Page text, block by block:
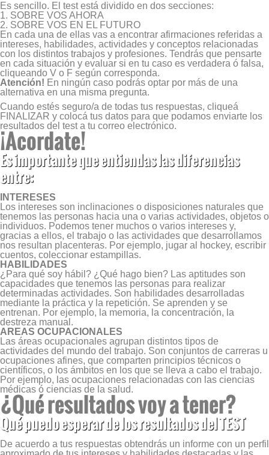
Es sencillo. El test está dividido en dos secciones:
1. SOBRE VOS AHORA
2. SOBRE VOS EN EL FUTURO
En cada una de ellas vas a encontrar afirmaciones referidas a
intereses, habilidades, actividades y conceptos relacionadas
con los distintos trabajos y profesiones. Tendrás que pensarte
en cada situación y evaluar si en tu caso es verdadera ó falsa,
cliqueando V o F según corresponda.
Atención! En ningún caso podrás optar por más de una
alternativa en una misma pregunta.
Cuando estés seguro/a de todas tus respuestas, cliqueá
FINALIZAR y colocá tus datos para que podamos enviarte los
resultados del test a tu correo electrónico.
¡Acordate!
Es importante que entiendas las diferencias
entre:
INTERESES
Los intereses son inclinaciones o disposiciones naturales que
tenemos las personas hacia una o varias actividades, objetos o
individuos. Podemos tener muchos o varios intereses y,
gracias a ellos, el trabajo o las actividades que desarrollamos
nos resultan placenteras. Por ejemplo, jugar al hockey, escribir
cuentos, coleccionar estampillas.
HABILIDADES
¿Para qué soy hábil? ¿Qué hago bien? Las aptitudes son
capacidades que tenemos las personas para realizar
determinadas actividades. Son habilidades desarrolladas
mediante la práctica y la repetición. Se aprenden y se
entrenan. Por ejemplo, la memoria, la concentración, la
destreza manual.
AREAS OCUPACIONALES
Las áreas ocupacionales agrupan distintos tipos de
actividades del mundo del trabajo. Son conjuntos de carreras u
ocupaciones afines, que comparten principios técnicos o
científicos, o los ámbitos en los que se lleva a cabo el trabajo.
Por ejemplo, las ocupaciones relacionadas con las ciencias
médicas ó ciencias de la salud.
¿Qué resultados voy a tener?
Qué puedo esperar de los resultados del TEST
De acuerdo a tus respuestas obtendrás un informe con un perfil